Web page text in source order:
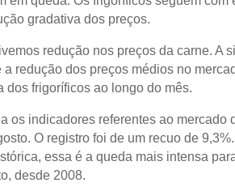
gradativa dos preços.
redução nos preços da carne. A
redução dos preços médios no
dos frigoríficos ao longo do mês.
os indicadores referentes ao mercado
O registro foi de um recuo de
essa é a queda mais intensa
desde 2008.